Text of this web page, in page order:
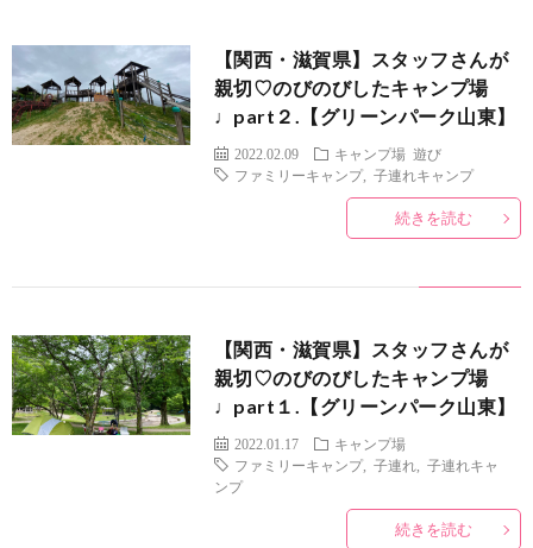
【関西・滋賀県】スタッフさんが
親切♡のびのびしたキャンプ場
♩part２.【グリーンパーク山東】
2022.02.09 キャンプ場 遊び
ファミリーキャンプ, 子連れキャンプ
続きを読む
【関西・滋賀県】スタッフさんが
親切♡のびのびしたキャンプ場
♩part１.【グリーンパーク山東】
2022.01.17
キャンプ場
ファミリーキャンプ, 子連れ
子連れキャ
ンプ
続きを読む